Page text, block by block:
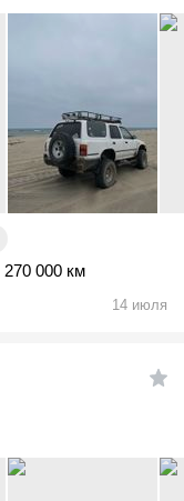
270 000 км
14 июля